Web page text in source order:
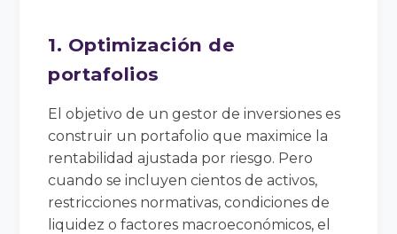
1. Optimización de
portafolios
El objetivo de un gestor de inversiones es
construir un portafolio que maximice la
rentabilidad ajustada por riesgo. Pero
cuando se incluyen cientos de activos,
restricciones normativas, condiciones de
liquidez o factores macroeconómicos, el